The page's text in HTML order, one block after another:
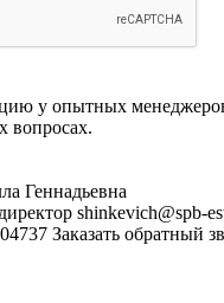
у опытных
вопросах.
Геннадьевна
shinkevich@spb-
Заказать обратный